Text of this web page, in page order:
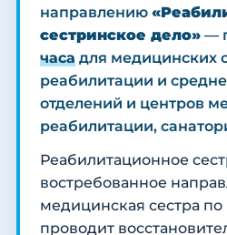
направлению
сестринское дело» —
часа для медицинских
реабилитации и
отделений и центров
реабилитации,
Реабилитационное
востребованное
медицинская сестра
проводит